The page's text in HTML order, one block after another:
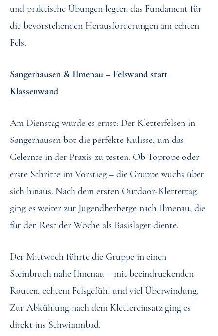
und praktische Übungen legten das Fundament für
die bevorstehenden Herausforderungen am echten
Fels.
Sangerhausen & Ilmenau – Felswand statt
Klassenwand
Am Dienstag wurde es ernst: Der Kletterfelsen in
Sangerhausen bot die perfekte Kulisse, um das
Gelernte in der Praxis zu testen. Ob Toprope oder
erste Schritte im Vorstieg – die Gruppe wuchs über
sich hinaus. Nach dem ersten Outdoor-Klettertag
ging es weiter zur Jugendherberge nach Ilmenau, die
für den Rest der Woche als Basislager diente.
Der Mittwoch führte die Gruppe in einen
Steinbruch nahe Ilmenau – mit beeindruckenden
Routen, echtem Felsgefühl und viel Überwindung.
Zur Abkühlung nach dem Klettereinsatz ging es
direkt ins Schwimmbad.